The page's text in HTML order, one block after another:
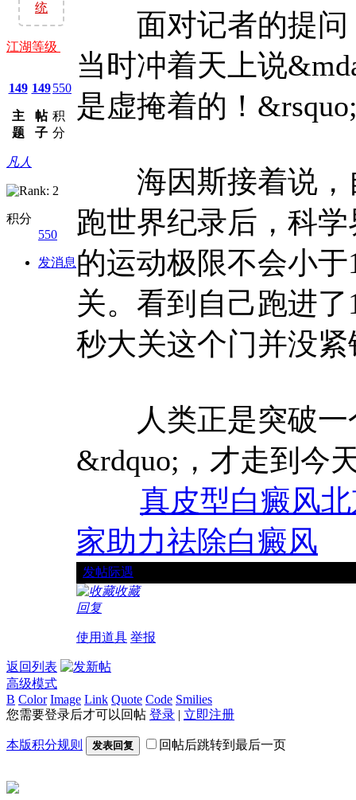
统
江湖等级
149
主
题
149
帖
子
550
积
分
凡人
积分
550
发消息
面对记者的提问
当时冲着天上说
是虚掩着的！
海因斯接着说，
跑世界纪录后，科
的运动极限不会小
关。看到自己跑进
秒大关这个门并没
人类正是突破一
&rdquo;，才走到今
真皮型白癜风
家助力祛除白癜风
发帖际遇
收藏
回复
使用道具 举报
返回列表
高级模式
B Color Image Link Quote Code Smilies
您需要登录后才可以回帖 登录 | 立即注册
本版积分规则 发表回复 回帖后跳转到最后一页